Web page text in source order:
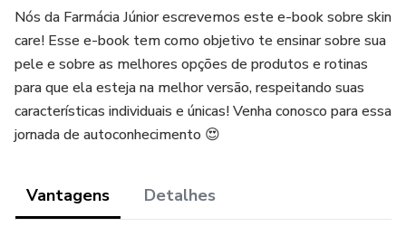
Nós da Farmácia Júnior escrevemos este e-book sobre skin
care! Esse e-book tem como objetivo te ensinar sobre sua
pele e sobre as melhores opções de produtos e rotinas
para que ela esteja na melhor versão, respeitando suas
características individuais e únicas! Venha conosco para essa
jornada de autoconhecimento 😍
Vantagens Detalhes